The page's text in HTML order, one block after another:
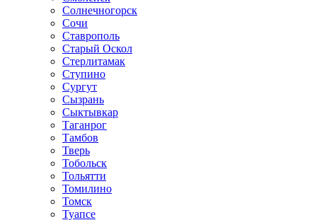
Солнечногорск
Сочи
Ставрополь
Старый Оскол
Стерлитамак
Ступино
Сургут
Сызрань
Сыктывкар
Таганрог
Тамбов
Тверь
Тобольск
Тольятти
Томилино
Томск
Туапсе